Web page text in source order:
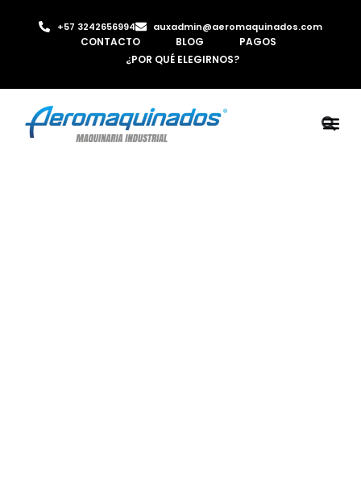
+57 3242656994 auxadmin@aeromaquinados.com
CONTACTO BLOG
PAGOS
¿POR QUÉ ELEGIRNOS?